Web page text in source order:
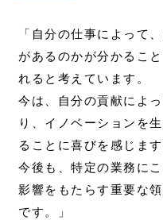
「自分の仕事によって
があるのかが分かるこ
れると考えています。
今は、自分の貢献によ
り、イノベーションを
ることに喜びを感じます
今後も、特定の業務に
影響をもたらす重要な
です。」